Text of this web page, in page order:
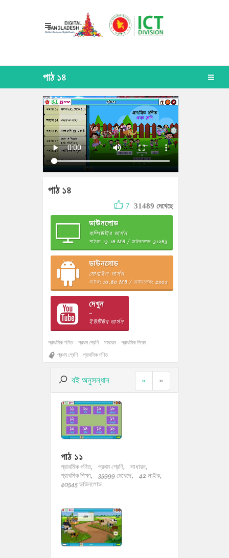
পাঠ ১৪
পাঠ ১৪
7 31489 দেখেছে
ডাউনলোড
কম্পিউটার ভার্সন
সাইজ: 13.16 MB / ডাউনলোড: 31263
ডাউনলোড
মোবাইল ভার্সন
সাইজ: 10.80 MB / ডাউনলোড: 2303
দেখুন
~
ইউটিউব ভার্সন
প্রাথমিক গণিত প্রথম শ্রেণি সাধারন
প্রাথমিক শিক্ষা
প্রথম শ্রেণি
প্রাথমিক গণিত
বই অনুসন্ধান « »
পাঠ ১১
প্রাথমিক গণিত, প্রথম শ্রেণি,
সাধারন,
প্রাথমিক শিক্ষা,
35999 দেখেছে,
42 লাইক,
40545 ডাউনলোড